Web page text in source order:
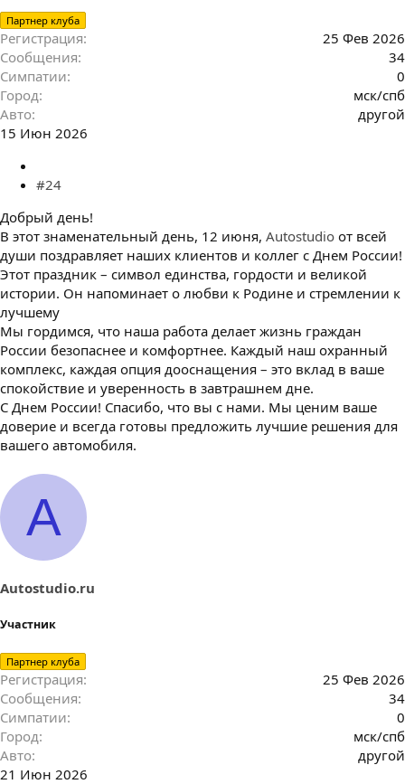
Партнер клуба
Регистрация
25 Фев 2026
Сообщения
34
Симпатии
0
Город
мск/спб
Авто
другой
15 Июн 2026
#24
Добрый день!
В этот знаменательный день, 12 июня, Autostudio от всей
души поздравляет наших клиентов и коллег с Днем России!
Этот праздник – символ единства, гордости и великой
истории. Он напоминает о любви к Родине и стремлении к
лучшему
Мы гордимся, что наша работа делает жизнь граждан
России безопаснее и комфортнее. Каждый наш охранный
комплекс, каждая опция дооснащения – это вклад в ваше
спокойствие и уверенность в завтрашнем дне.
С Днем России! Спасибо, что вы с нами. Мы ценим ваше
доверие и всегда готовы предложить лучшие решения для
вашего автомобиля.
A
Autostudio.ru
Участник
Партнер клуба
Регистрация
25 Фев 2026
Сообщения
34
Симпатии
0
Город
мск/спб
Авто
другой
21 Июн 2026